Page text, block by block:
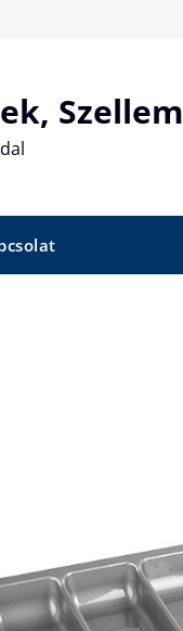
Szellem